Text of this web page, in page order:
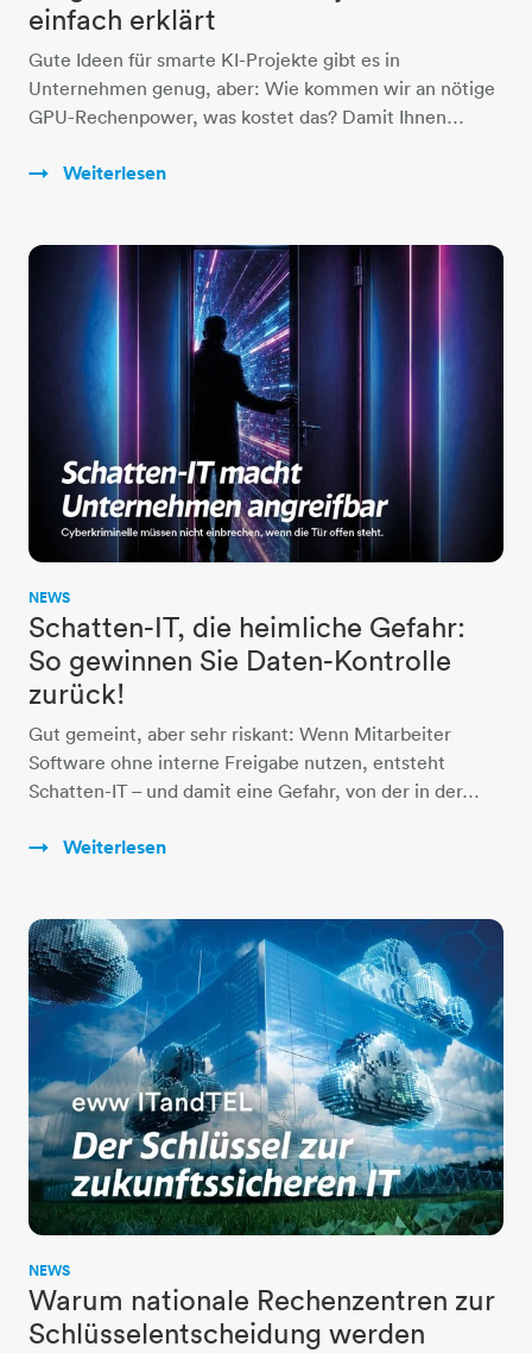
einfach erklärt
Gute Ideen für smarte KI-Projekte gibt es in
Unternehmen genug, aber: Wie kommen wir an nötige
GPU-Rechenpower, was kostet das? Damit Ihnen…
Weiterlesen
NEWS
Schatten-IT, die heimliche Gefahr:
So gewinnen Sie Daten-Kontrolle
zurück!
Gut gemeint, aber sehr riskant: Wenn Mitarbeiter
Software ohne interne Freigabe nutzen, entsteht
Schatten-IT – und damit eine Gefahr, von der in der…
Weiterlesen
NEWS
Warum nationale Rechenzentren zur
Schlüsselentscheidung werden